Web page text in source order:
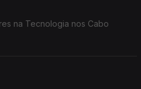
na Tecnologia nos Cabo